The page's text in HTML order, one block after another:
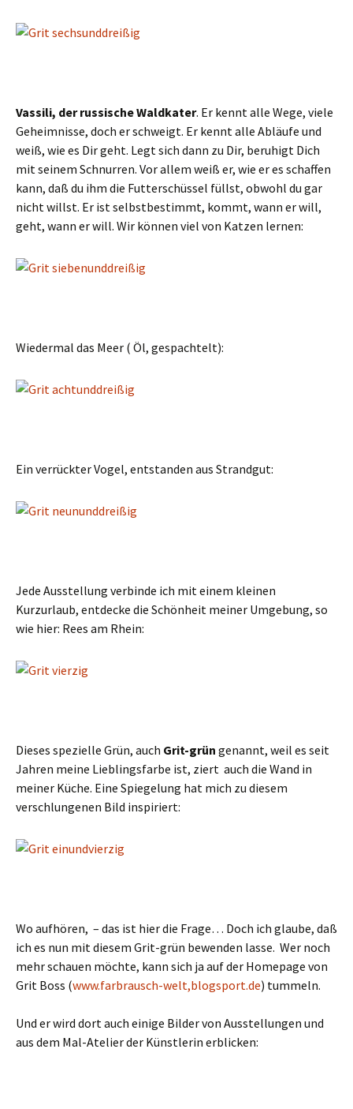
Vassili, der russische Waldkater. Er kennt alle Wege, viele
Geheimnisse, doch er schweigt. Er kennt alle Abläufe und
weiß, wie es Dir geht. Legt sich dann zu Dir, beruhigt Dich
mit seinem Schnurren. Vor allem weiß er, wie er es schaffen
kann, daß du ihm die Futterschüssel füllst, obwohl du gar
nicht willst. Er ist selbstbestimmt, kommt, wann er will,
geht, wann er will. Wir können viel von Katzen lernen:
Wiedermal das Meer ( Öl, gespachtelt):
Ein verrückter Vogel, entstanden aus Strandgut:
Jede Ausstellung verbinde ich mit einem kleinen
Kurzurlaub, entdecke die Schönheit meiner Umgebung, so
wie hier: Rees am Rhein:
Dieses spezielle Grün, auch Grit-grün genannt, weil es seit
Jahren meine Lieblingsfarbe ist, ziert auch die Wand in
meiner Küche. Eine Spiegelung hat mich zu diesem
verschlungenen Bild inspiriert:
Wo aufhören, – das ist hier die Frage… Doch ich glaube, daß
ich es nun mit diesem Grit-grün bewenden lasse. Wer noch
mehr schauen möchte, kann sich ja auf der Homepage von
Grit Boss (www.farbrausch-welt,blogsport.de) tummeln.
Und er wird dort auch einige Bilder von Ausstellungen und
aus dem Mal-Atelier der Künstlerin erblicken: